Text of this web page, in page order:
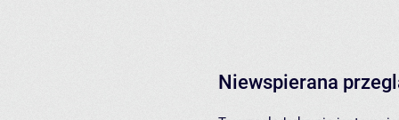
Niewspierana